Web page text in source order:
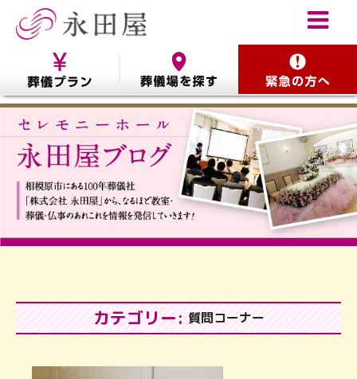
カテゴリー: 質問コーナー